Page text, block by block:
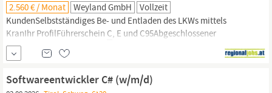
2.560 € / Monat Weyland GmbH
Vollzeit
KundenSelbstständiges Be- und Entladen des LKWs mittels
KranIhr ProfilFührerschein C, E und C95Abgeschlossener
PräsenzdienstKranscheinIhr Vorteil bei uns Keine
Wochenendarbeit Personalunterkunft vorhanden Sicherer
Arbeitsplatz: Arbeiten in einem Familienunternehmen, das seit
über 190 Jahren besteht und heute ein modernes,
Softwareentwickler C# (w/m/d)